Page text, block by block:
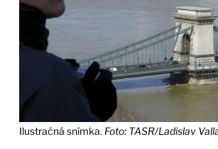
Ilustračná snímka. Foto: TASR/Ladislav